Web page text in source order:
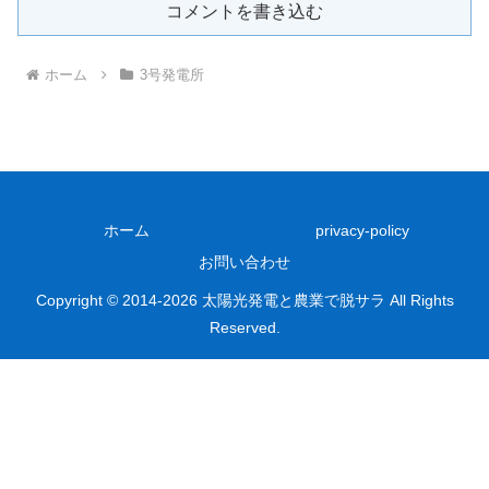
コメントを書き込む
ホーム 3号発電所
ホーム
privacy-policy
お問い合わせ
Copyright © 2014-2026 太陽光発電と農業で脱サラ All Rights
Reserved.